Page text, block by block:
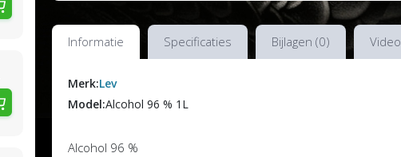
Informatie Specificaties Bijlagen (0)
Merk:Lev
Model:Alcohol 96 % 1L
Alcohol 96 %